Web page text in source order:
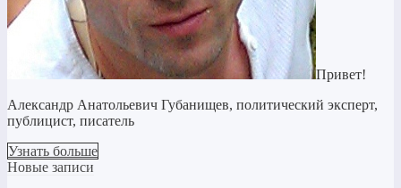
Привет!
Александр Анатольевич Губанищев, политический эксперт,
публицист, писатель
Узнать больше
Новые записи